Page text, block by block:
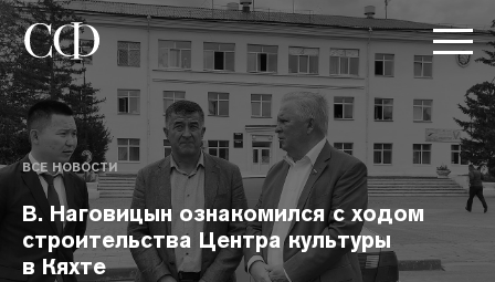
ВСЕ НОВОСТИ
В. Наговицын ознакомился с ходом
строительства Центра культуры
в Кяхте